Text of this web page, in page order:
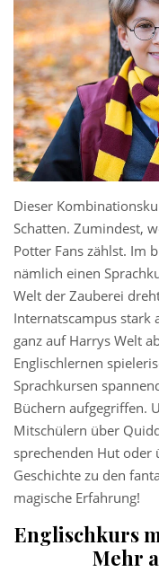
Dieser
Schatten. Zumindest,
Potter Fans zählst. Im
nämlich einen
Welt der Zauberei
Internatscampus stark
ganz auf Harrys Welt
Englischlernen
Sprachkursen
Büchern aufgegriffen.
Mitschülern über
sprechenden Hut oder
Geschichte zu den
magische Erfahrung!
Englischkurs
Mehr